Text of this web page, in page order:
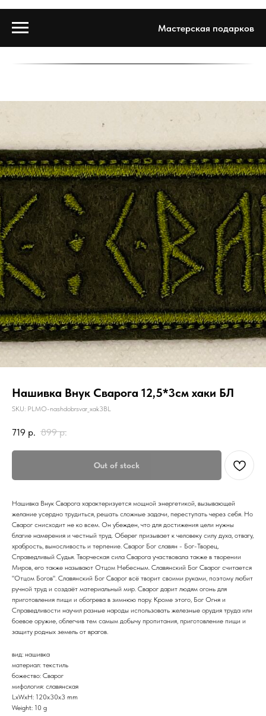
Мастерская подарков
Нашивка Внук Сварога 12,5*3см хаки БЛ
SKU: PLMO-nashdobrsvar_xak3BL
719 р. 899 р.
Out of stock
Нашивка Внук Сварога характеризуется мощной энергетикой, вызывающей
желание усердно трудиться, решать сложные задачи, переступать через себя. Но
Сварог снисходит не ко всем. Он убежден, что для достижения цели нужны
благие намерения и честный труд. Оберег призывает к человеку силу духа, отвагу,
храбрость, выносливость и терпение. Сварог Бог славян - Бог-Творец,
Справедливый Судья. Творческая сила Сварога участвовала также в творении
Миров, его также называют Отцом Небесным. Славянский Бог Сварог считается
"Отцом Богов". Славянский Бог Сварог всё творит своими руками, поэтому любит
ручной труд и создаёт материальный мир. Сварог дарит людям огонь для
приготовления пищи и обогрева в зимнюю пору. Кроме этого, Бог Огня и
Справедливости научил разные народы использовать железные орудия труда или
боевое оружие, облегчив тем самым добычу пропитания, приготовление пищи и
защиту родных земель от врагов.
вид: нашивка
материал: текстиль
божество: Сварог
мифология: славянская
LxWxH: 120x30x3 mm
Weight: 10 g